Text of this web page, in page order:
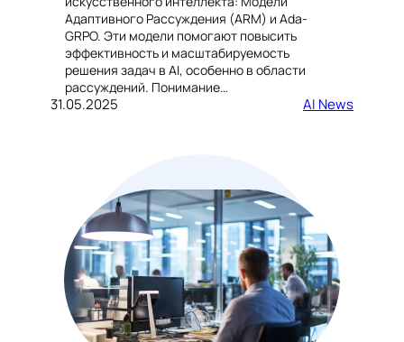
Адаптивного Рассуждения (ARM) и Ada-
GRPO. Эти модели помогают повысить
эффективность и масштабируемость
решения задач в AI, особенно в области
рассуждений. Понимание…
31.05.2025 AI News